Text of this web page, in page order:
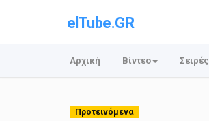
elTube.GR
Αρχική Βίντεο Σειρές
Προτεινόμενα